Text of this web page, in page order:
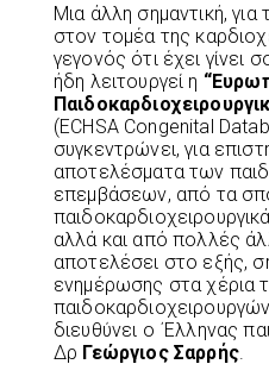
Μια άλλη σημαντική,
στον τομέα της
γεγονός ότι έχει γίνει
ήδη λειτουργεί η
(ECHSA Congenital
συγκεντρώνει, για
αποτελέσματα των
επεμβάσεων, από τα
αλλά και από πολλές
αποτελέσει στο εξής,
ενημέρωσης στα χέρια
διευθύνει ο ΄Ελληνας
Δρ Γεώργιος Σαρρής.